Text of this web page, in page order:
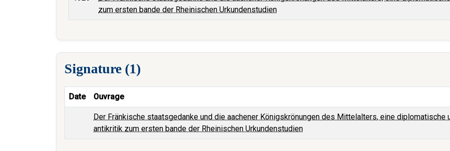
zum ersten bande der Rheinischen Urkundenstudien
Signature (1)
Date Ouvrage
Der Fränkische staatsgedanke und die aachener Königskrönungen des Mittelalters, eine diplomatische
antikritik zum ersten bande der Rheinischen Urkundenstudien